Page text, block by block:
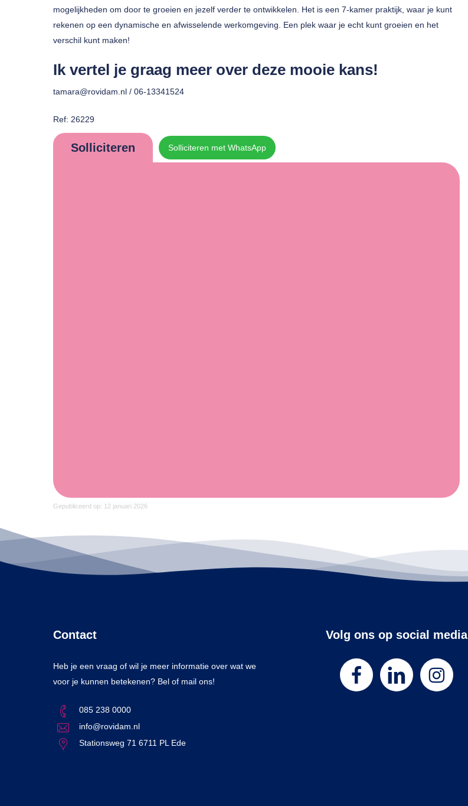
mogelijkheden om door te groeien en jezelf verder te ontwikkelen. Het is een 7-kamer praktijk, waar je kunt
rekenen op een dynamische en afwisselende werkomgeving. Een plek waar je echt kunt groeien en het
verschil kunt maken!
Ik vertel je graag meer over deze mooie kans!
tamara@rovidam.nl / 06-13341524
Ref: 26229
Solliciteren Solliciteren met WhatsApp
Gepubliceerd op: 12 januari 2026
Contact
Heb je een vraag of wil je meer informatie over wat we
voor je kunnen betekenen? Bel of mail ons!
085 238 0000
info@rovidam.nl
Stationsweg 71 6711 PL Ede
Volg ons op social media